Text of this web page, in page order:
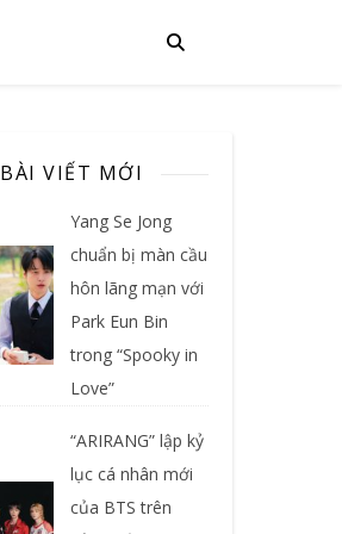
BÀI VIẾT MỚI
Yang Se Jong
chuẩn bị màn cầu
hôn lãng mạn với
Park Eun Bin
trong “Spooky in
Love”
“ARIRANG” lập kỷ
lục cá nhân mới
của BTS trên